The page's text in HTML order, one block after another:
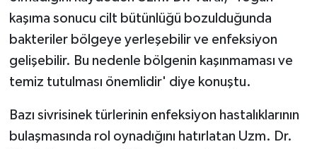
kaşıma sonucu cilt bütünlüğü bozulduğunda
bakteriler bölgeye yerleşebilir ve enfeksiyon
gelişebilir. Bu nedenle bölgenin kaşınmaması ve
temiz tutulması önemlidir' diye konuştu.
Bazı sivrisinek türlerinin enfeksiyon hastalıklarının
bulaşmasında rol oynadığını hatırlatan Uzm. Dr.